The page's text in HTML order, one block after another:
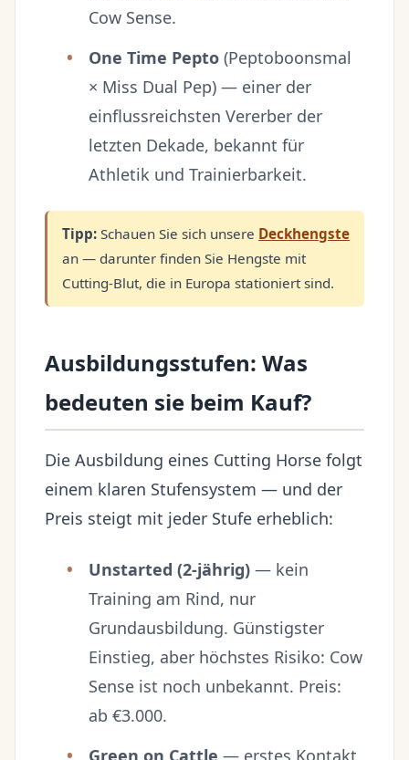
Cow Sense.
One Time Pepto (Peptoboonsmal
× Miss Dual Pep) — einer der
einflussreichsten Vererber der
letzten Dekade, bekannt für
Athletik und Trainierbarkeit.
Tipp: Schauen Sie sich unsere Deckhengste
an — darunter finden Sie Hengste mit
Cutting-Blut, die in Europa stationiert sind.
Ausbildungsstufen: Was
bedeuten sie beim Kauf?
Die Ausbildung eines Cutting Horse folgt
einem klaren Stufensystem — und der
Preis steigt mit jeder Stufe erheblich:
Unstarted (2-jährig) — kein
Training am Rind, nur
Grundausbildung. Günstigster
Einstieg, aber höchstes Risiko: Cow
Sense ist noch unbekannt. Preis:
ab €3.000.
Green on Cattle — erstes Kontakt